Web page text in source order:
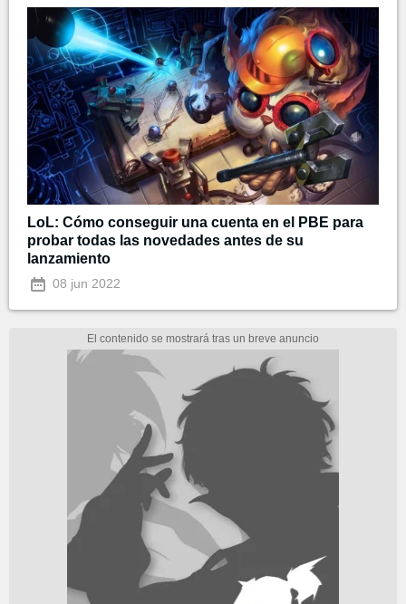
LoL: Cómo conseguir una cuenta en el PBE para
probar todas las novedades antes de su
lanzamiento
08 jun 2022